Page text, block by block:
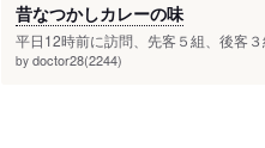
昔なつかしカレーの味
平日12時前に訪問、先客５組、後客
by doctor28(2244)